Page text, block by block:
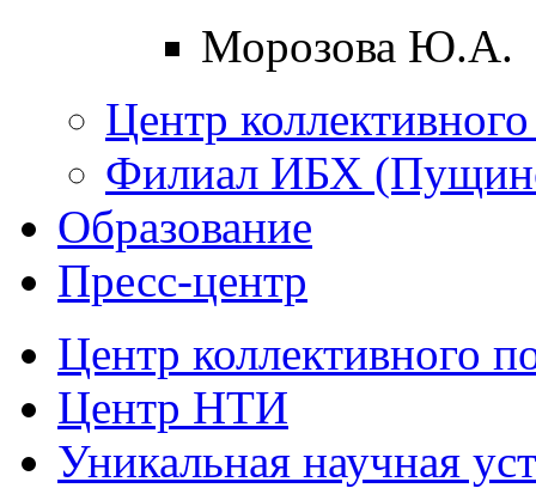
Морозова Ю.А.
Центр
Филиал ИБХ
Образование
Пресс-центр
Центр коллективного
Центр НТИ
Уникальная научная